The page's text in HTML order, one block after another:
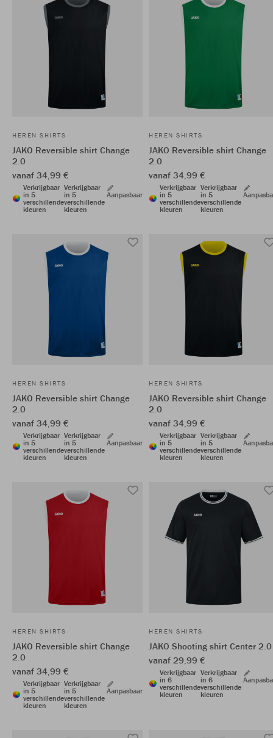
HEREN SHIRTS
JAKO Reversible shirt Change
2.0
vanaf 34,99 €
Verkrijgbaar
in 5
verschillende
kleuren
Verkrijgbaar
in 5
verschillende
kleuren
Aanpasbaar
HEREN SHIRTS
JAKO Reversible shirt Change
2.0
vanaf 34,99 €
Verkrijgbaar
in 5
verschillende
kleuren
Verkrijgbaar
in 5
verschillende
kleuren
HEREN SHIRTS
JAKO Reversible shirt Change
2.0
vanaf 34,99 €
Verkrijgbaar
in 5
verschillende
kleuren
Verkrijgbaar
in 5
verschillende
kleuren
Aanpasbaar
HEREN SHIRTS
JAKO Reversible shirt Change
2.0
vanaf 34,99 €
Verkrijgbaar
in 5
verschillende
kleuren
Verkrijgbaar
in 5
verschillende
kleuren
HEREN SHIRTS
JAKO Reversible shirt Change
2.0
vanaf 34,99 €
Verkrijgbaar
in 5
verschillende
kleuren
Verkrijgbaar
in 5
verschillende
kleuren
Aanpasbaar
HEREN SHIRTS
JAKO Shooting shirt Center 2.0
vanaf 29,99 €
Verkrijgbaar
in 6
verschillende
kleuren
Verkrijgbaar
in 6
verschillende
kleuren